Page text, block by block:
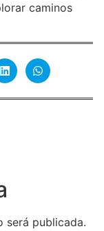
caminos
será publicada.